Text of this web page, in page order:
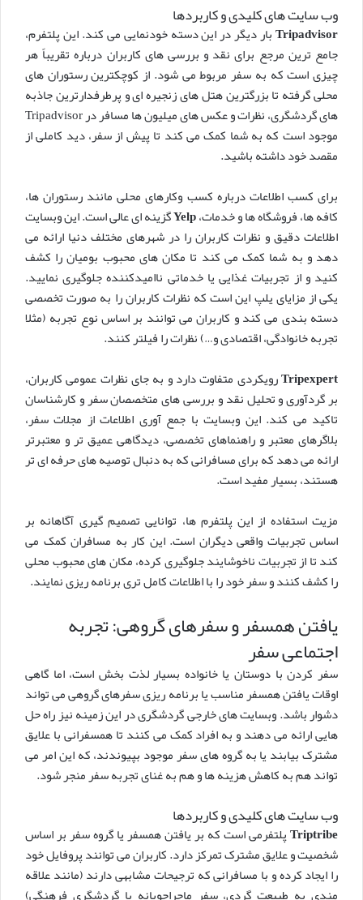
وب سایت های کلیدی و کاربردها
Tripadvisorبار دیگر در این دسته خودنمایی می کند. این پلتفرم،
جامع ترین مرجع برای نقد و بررسی های کاربران درباره تقریباً هر
چیزی است که به سفر مربوط می شود. از کوچکترین رستوران های
محلی گرفته تا بزرگترین هتل های زنجیره ای و پرطرفدارترین جاذبه
های گردشگری، نظرات و عکس های میلیون ها مسافر در Tripadvisor
موجود است که به شما کمک می کند تا پیش از سفر، دید کاملی از
مقصد خود داشته باشید.
برای کسب اطلاعات درباره کسب وکارهای محلی مانند رستوران ها،
کافه ها، فروشگاه ها و خدمات،Yelpگزینه ای عالی است. این وبسایت
اطلاعات دقیق و نظرات کاربران را در شهرهای مختلف دنیا ارائه می
دهد و به شما کمک می کند تا مکان های محبوب بومیان را کشف
کنید و از تجربیات غذایی یا خدماتی ناامیدکننده جلوگیری نمایید.
یکی از مزایای یلپ این است که نظرات کاربران را به صورت تخصصی
دسته بندی می کند و کاربران می توانند بر اساس نوع تجربه (مثلا
تجربه خانوادگی، اقتصادی و…) نظرات را فیلتر کنند.
Tripexpertرویکردی متفاوت دارد و به جای نظرات عمومی کاربران،
بر گردآوری و تحلیل نقد و بررسی های متخصصان سفر و کارشناسان
تاکید می کند. این وبسایت با جمع آوری اطلاعات از مجلات سفر،
بلاگرهای معتبر و راهنماهای تخصصی، دیدگاهی عمیق تر و معتبرتر
ارائه می دهد که برای مسافرانی که به دنبال توصیه های حرفه ای تر
هستند، بسیار مفید است.
مزیت استفاده از این پلتفرم ها، توانایی تصمیم گیری آگاهانه بر
اساس تجربیات واقعی دیگران است. این کار به مسافران کمک می
کند تا از تجربیات ناخوشایند جلوگیری کرده، مکان های محبوب محلی
را کشف کنند و سفر خود را با اطلاعات کامل تری برنامه ریزی نمایند.
یافتن همسفر و سفرهای گروهی: تجربه
اجتماعی سفر
سفر کردن با دوستان یا خانواده بسیار لذت بخش است، اما گاهی
اوقات یافتن همسفر مناسب یا برنامه ریزی سفرهای گروهی می تواند
دشوار باشد. وبسایت های خارجی گردشگری در این زمینه نیز راه حل
هایی ارائه می دهند و به افراد کمک می کنند تا همسفرانی با علایق
مشترک بیابند یا به گروه های سفر موجود بپیوندند، که این امر می
تواند هم به کاهش هزینه ها و هم به غنای تجربه سفر منجر شود.
وب سایت های کلیدی و کاربردها
Triptribeپلتفرمی است که بر یافتن همسفر یا گروه سفر بر اساس
شخصیت و علایق مشترک تمرکز دارد. کاربران می توانند پروفایل خود
را ایجاد کرده و با مسافرانی که ترجیحات مشابهی دارند (مانند علاقه